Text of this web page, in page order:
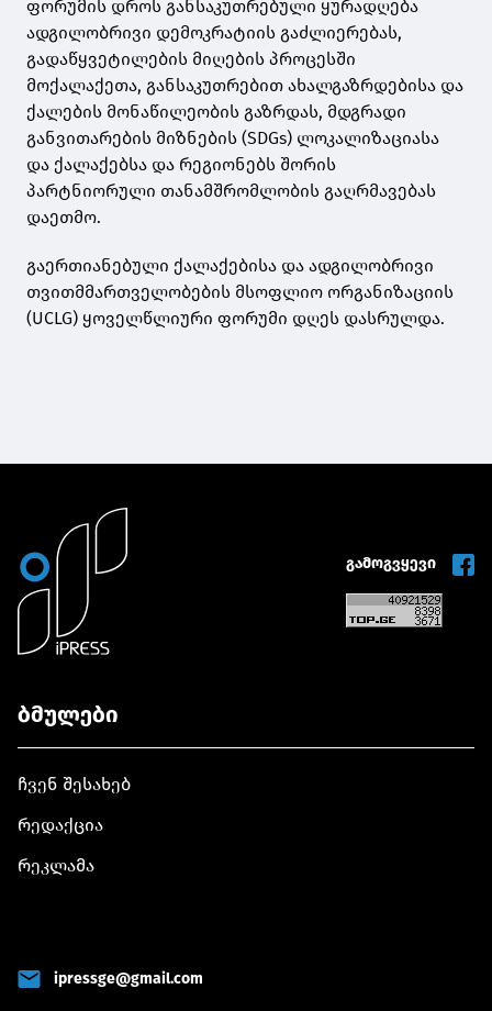
ფორუმის დროს განსაკუთრებული ყურადღება
ადგილობრივი დემოკრატიის გაძლიერებას,
გადაწყვეტილების მიღების პროცესში
მოქალაქეთა, განსაკუთრებით ახალგაზრდებისა და
ქალების მონაწილეობის გაზრდას, მდგრადი
განვითარების მიზნების (SDGs) ლოკალიზაციასა
და ქალაქებსა და რეგიონებს შორის
პარტნიორული თანამშრომლობის გაღრმავებას
დაეთმო.
გაერთიანებული ქალაქებისა და ადგილობრივი
თვითმმართველობების მსოფლიო ორგანიზაციის
(UCLG) ყოველწლიური ფორუმი დღეს დასრულდა.
გამოგვყევი
ბმულები
ჩვენ შესახებ
რედაქცია
რეკლამა
ipressge@gmail.com